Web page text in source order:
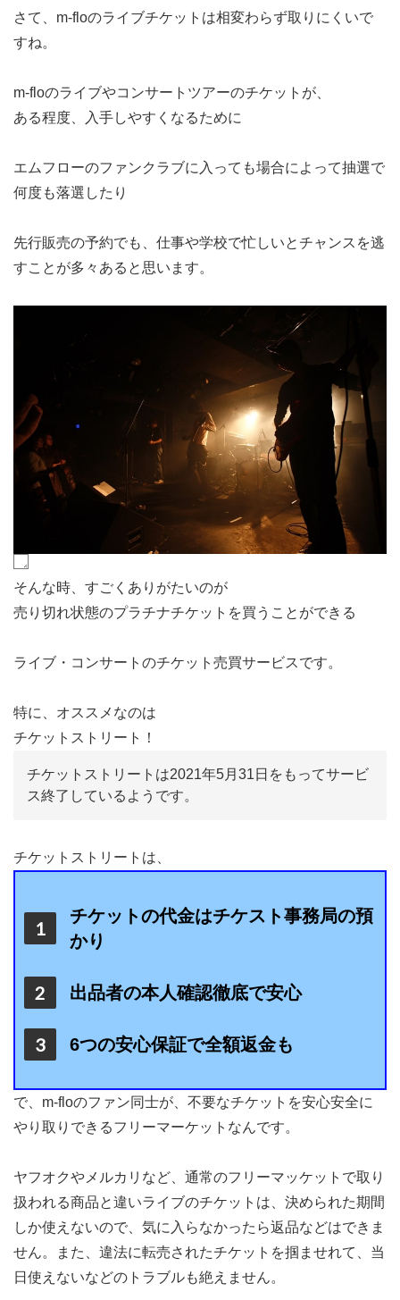
さて、m-floのライブチケットは相変わらず取りにくいで
すね。
m-floのライブやコンサートツアーのチケットが、
ある程度、入手しやすくなるために
エムフローのファンクラブに入っても場合によって抽選で
何度も落選したり
先行販売の予約でも、仕事や学校で忙しいとチャンスを逃
すことが多々あると思います。
そんな時、すごくありがたいのが
売り切れ状態のプラチナチケットを買うことができる
ライブ・コンサートのチケット売買サービスです。
特に、オススメなのは
チケットストリート！
チケットストリートは2021年5月31日をもってサービ
ス終了しているようです。
チケットストリートは、
チケットの代金はチケスト事務局の預
かり
出品者の本人確認徹底で安心
6つの安心保証で全額返金も
で、m-floのファン同士が、不要なチケットを安心安全に
やり取りできるフリーマーケットなんです。
ヤフオクやメルカリなど、通常のフリーマッケットで取り
扱われる商品と違いライブのチケットは、決められた期間
しか使えないので、気に入らなかったら返品などはできま
せん。また、違法に転売されたチケットを掴ませれて、当
日使えないなどのトラブルも絶えません。